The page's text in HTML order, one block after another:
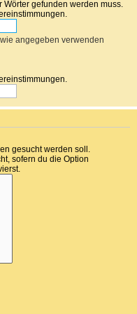
gefunden werden muss.
angegeben verwenden
gesucht werden soll.
sofern du die Option